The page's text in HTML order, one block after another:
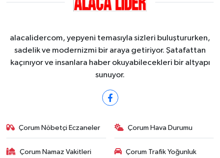
alacalidercom, yepyeni temasıyla sizleri buluştururken,
sadelik ve modernizmi bir araya getiriyor. Şatafattan
kaçınıyor ve insanlara haber okuyabilecekleri bir altyapı
sunuyor.
Çorum Nöbetçi Eczaneler Çorum Hava Durumu
Çorum Namaz Vakitleri
Çorum Trafik Yoğunluk